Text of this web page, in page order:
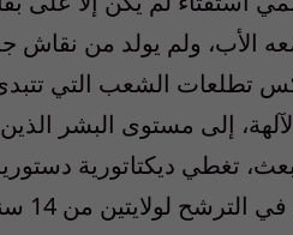
وضعه الأب، ولم يولد من
تطلعات الشعب التي
إلى مستوى البشر
تغطي ديكتاتورية